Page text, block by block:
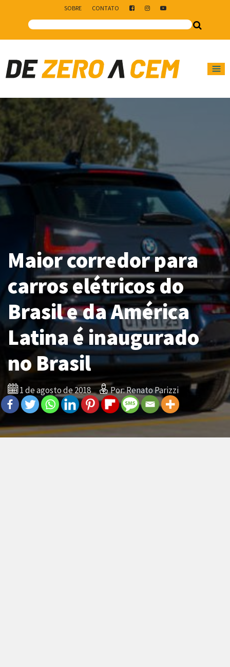
SOBRE CONTATO
Main Navigation
Maior corredor para
carros elétricos do
Brasil e da América
Latina é inaugurado
no Brasil
1 de agosto de 2018 Por: Renato Parizzi